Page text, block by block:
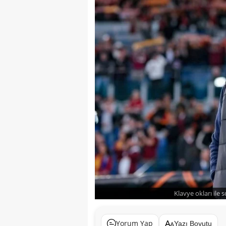
Klavye okları ile
Yorum Yap Yazı Boyutu